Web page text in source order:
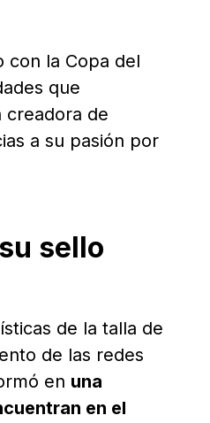
con la Copa del
que
creadora de
a su pasión por
sello
de la talla de
de las redes
en una
en el